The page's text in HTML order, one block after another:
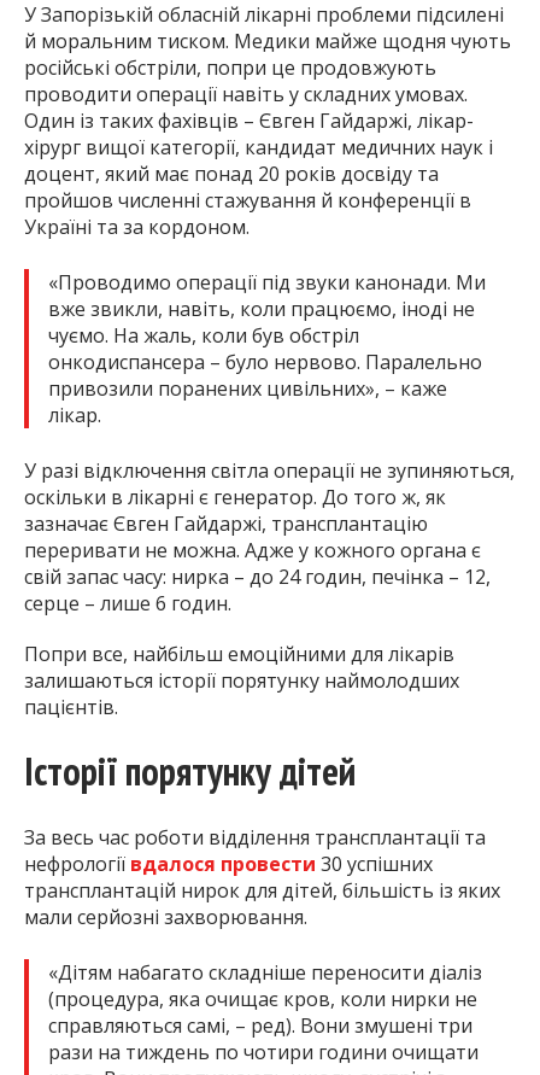
У Запорізькій обласній лікарні проблеми підсилені
й моральним тиском. Медики майже щодня чують
російські обстріли, попри це продовжують
проводити операції навіть у складних умовах.
Один із таких фахівців – Євген Гайдаржі, лікар-
хірург вищої категорії, кандидат медичних наук і
доцент, який має понад 20 років досвіду та
пройшов численні стажування й конференції в
Україні та за кордоном.
«Проводимо операції під звуки канонади. Ми
вже звикли, навіть, коли працюємо, іноді не
чуємо. На жаль, коли був обстріл
онкодиспансера – було нервово. Паралельно
привозили поранених цивільних», – каже
лікар.
У разі відключення світла операції не зупиняються,
оскільки в лікарні є генератор. До того ж, як
зазначає Євген Гайдаржі, трансплантацію
переривати не можна. Адже у кожного органа є
свій запас часу: нирка – до 24 годин, печінка – 12,
серце – лише 6 годин.
Попри все, найбільш емоційними для лікарів
залишаються історії порятунку наймолодших
пацієнтів.
Історії порятунку дітей
За весь час роботи відділення трансплантації та
нефрології вдалося провести 30 успішних
трансплантацій нирок для дітей, більшість із яких
мали серйозні захворювання.
«Дітям набагато складніше переносити діаліз
(процедура, яка очищає кров, коли нирки не
справляються самі, – ред). Вони змушені три
рази на тиждень по чотири години очищати